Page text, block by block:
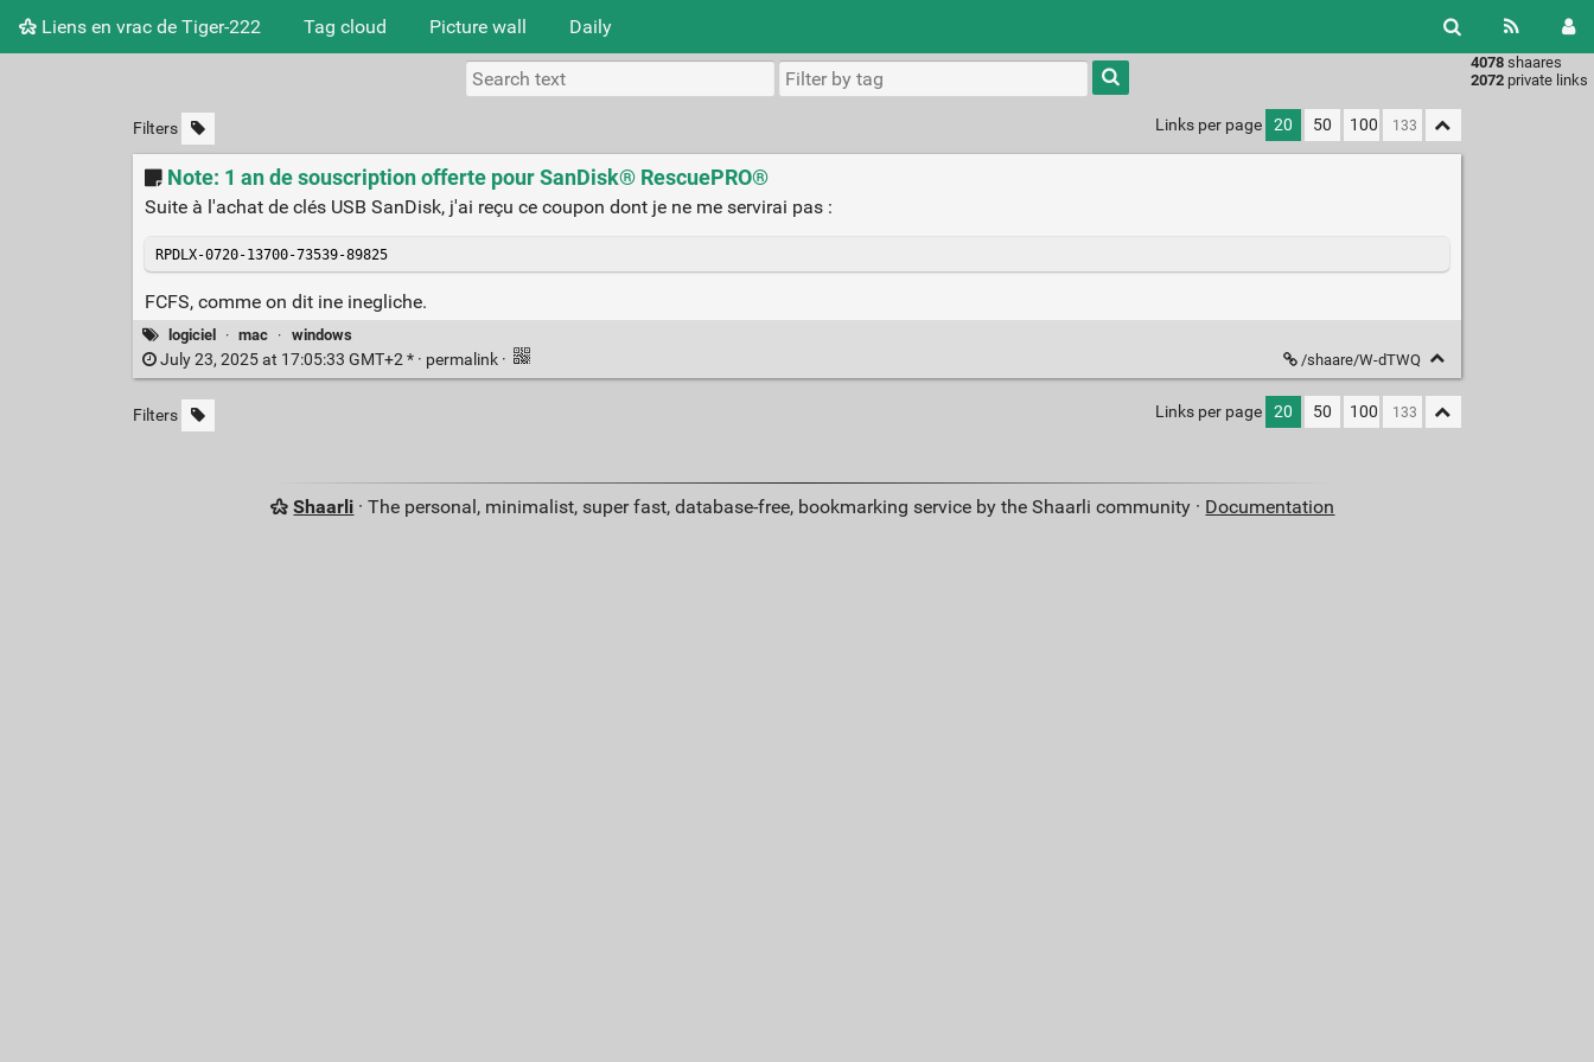
Liens en vrac de Tiger-222 Tag cloud Picture wall Daily
4078 shaares
2072 private links
Type 1 or
more
characters
results.
Filters Links per page 20 50 100
Note: 1 an de souscription offerte pour SanDisk® RescuePRO®
Suite à l'achat de clés USB SanDisk, j'ai reçu ce coupon dont je ne me servirai pas :
RPDLX-0720-13700-73539-89825
FCFS, comme on dit ine inegliche.
logiciel · mac · windows
July 23, 2025 at 17:05:33 GMT+2 * · permalink · /shaare/W-dTWQ
Filters Links per page 20 50 100
Shaarli · The personal, minimalist, super fast, database-free, bookmarking service by the Shaarli community · Documentation